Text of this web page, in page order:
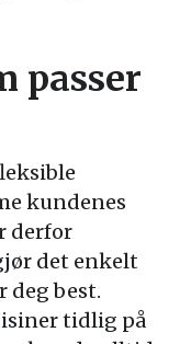
passer
kundenes
derfor
det enkelt
deg best.
tidlig på